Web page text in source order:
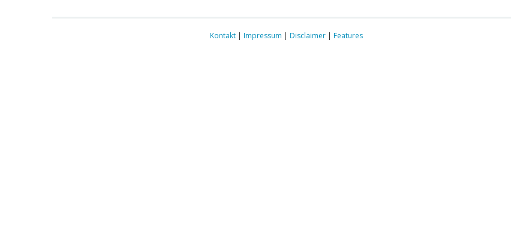
Kontakt| Impressum | Disclaimer| Features